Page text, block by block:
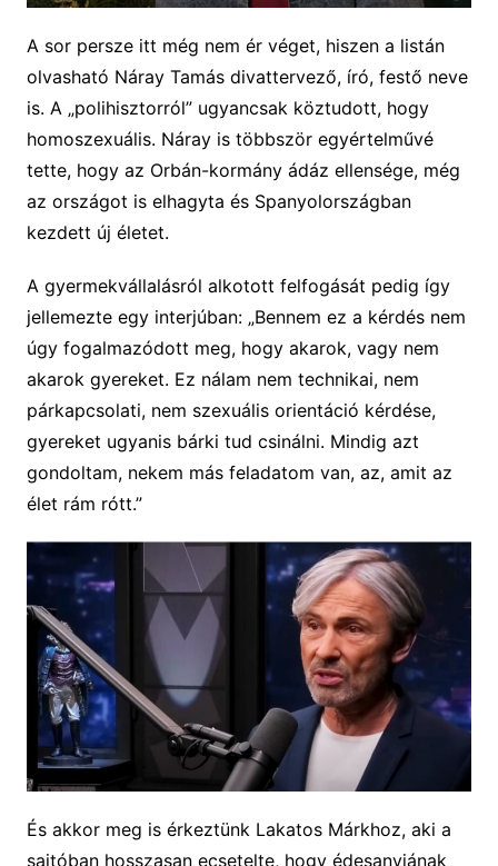
A sor persze itt még nem ér véget, hiszen a listán
olvasható Náray Tamás divattervező, író, festő neve
is. A „polihisztorról” ugyancsak köztudott, hogy
homoszexuális. Náray is többször egyértelművé
tette, hogy az Orbán-kormány ádáz ellensége, még
az országot is elhagyta és Spanyolországban
kezdett új életet.
A gyermekvállalásról alkotott felfogását pedig így
jellemezte egy interjúban: „Bennem ez a kérdés nem
úgy fogalmazódott meg, hogy akarok, vagy nem
akarok gyereket. Ez nálam nem technikai, nem
párkapcsolati, nem szexuális orientáció kérdése,
gyereket ugyanis bárki tud csinálni. Mindig azt
gondoltam, nekem más feladatom van, az, amit az
élet rám rótt.”
És akkor meg is érkeztünk Lakatos Márkhoz, aki a
sajtóban hosszasan ecsetelte, hogy édesanyjának